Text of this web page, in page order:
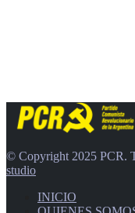
© Copyright 2025 PCR.
studio
INICIO